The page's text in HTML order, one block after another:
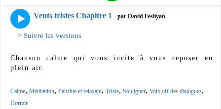
Vents tristes Chapitre 1 - par David Fesliyan
> Suivre les versions
Chanson calme qui vous incite à vous reposer en
plein air.
Calme, Méditation, Paisible et relaxant, Triste, Souligner, Voix off des dialogues,
Dormir